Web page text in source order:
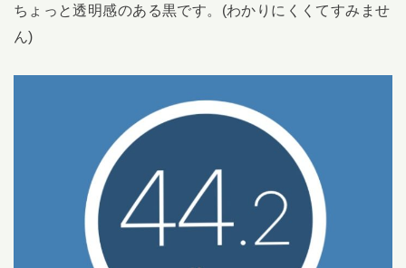
ちょっと透明感のある黒です。(わかりにくくてすみませ
ん)